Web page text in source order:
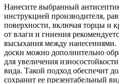
Нанесите выбранный
инструкцией производителя,
поверхности, включая торцы и
от влаги и гниения
высыхания между
доски можно дополнительно
для увеличения
вида. Такой подход обеспечит
сохранит ее презентабельный